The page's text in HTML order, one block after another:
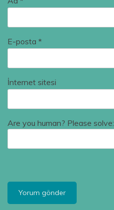
E-posta *
İnternet sitesi
Are you human? Please solve: